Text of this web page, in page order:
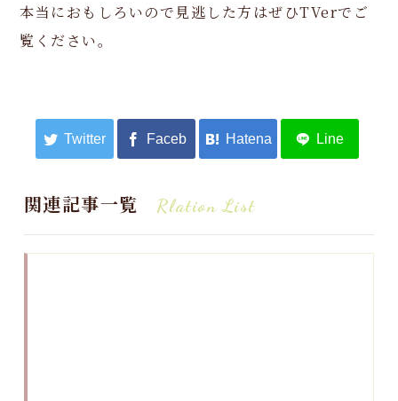
本当におもしろいので見逃した方はぜひTVerでご
覧ください。
関連記事一覧 Rlation List